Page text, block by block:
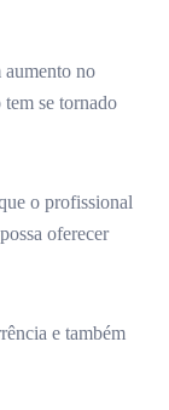
no
tem se tornado
o profissional
oferecer
e também